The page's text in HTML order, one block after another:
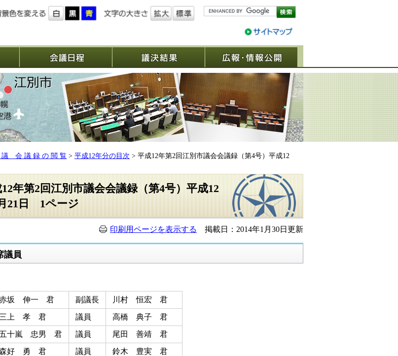
会議日程 議決結果
議 会 議 録 の 閲 覧 > 平成12年分の目次 > 平成12年第2回江別市議会会議録（第4号）平成12
年第2回江別市議会会議録（第4号）平成12
21日 1ページ
印刷用ページを表示する 掲載日：2014年1月30日更新
員
坂 伸一 君 副議長 川村 恒宏 君
三上 孝 君 議員 高橋 典子 君
五十嵐 忠男 君 議員 尾田 善靖 君
好 勇 君 議員 鈴木 豊実 君